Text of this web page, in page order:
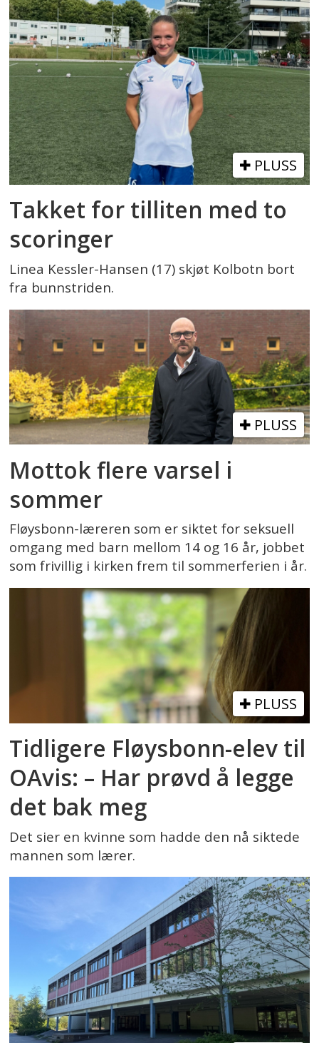
PLUSS
Takket for tilliten med to
scoringer
Linea Kessler-Hansen (17) skjøt Kolbotn bort
fra bunnstriden.
PLUSS
Mottok flere varsel i
sommer
Fløysbonn-læreren som er siktet for seksuell
omgang med barn mellom 14 og 16 år, jobbet
som frivillig i kirken frem til sommerferien i år.
PLUSS
Tidligere Fløysbonn-elev til
OAvis: – Har prøvd å legge
det bak meg
Det sier en kvinne som hadde den nå siktede
mannen som lærer.